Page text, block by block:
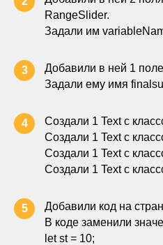
RangeSlider.
Задали им
3
Добавили в ней 1
Задали ему имя
4
Создали 1 Text с
Создали 1 Text с
Создали 1 Text с
Создали 1 Text с
5
Добавили код на
В коде заменили
let st = 10;